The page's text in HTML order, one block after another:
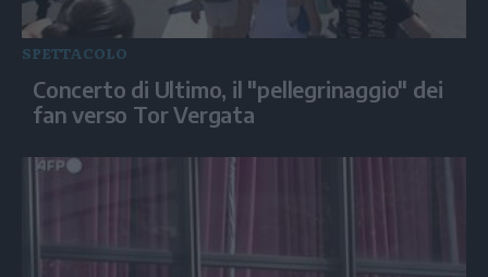
SPETTACOLO
Concerto di Ultimo, il "pellegrinaggio" dei
fan verso Tor Vergata